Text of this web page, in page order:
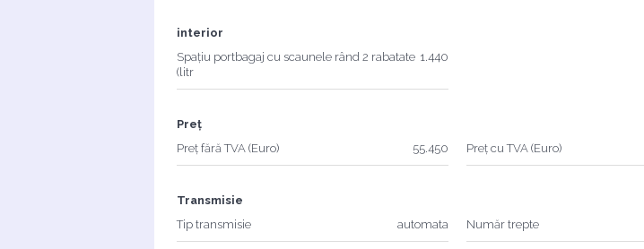
interior
Spațiu portbagaj cu scaunele rând 2 rabatate
(litr
1.440
Preț
Preț fără TVA (Euro)
55.450 Preț cu TVA (Euro)
Transmisie
Tip transmisie
automata Număr trepte